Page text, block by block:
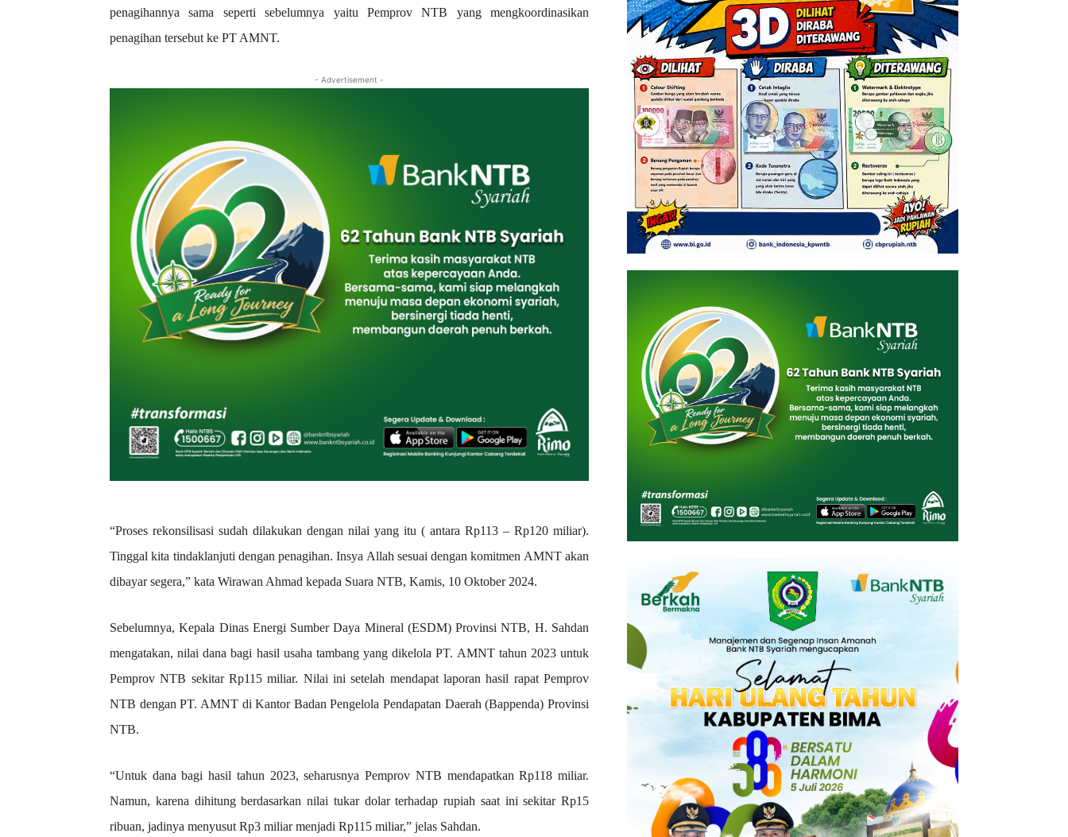
penagihannya sama seperti sebelumnya yaitu Pemprov NTB yang mengkoordinasikan
penagihan tersebut ke PT AMNT.
- Advertisement -
“Proses rekonsilisasi sudah dilakukan dengan nilai yang itu ( antara Rp113 – Rp120 miliar).
Tinggal kita tindaklanjuti dengan penagihan. Insya Allah sesuai dengan komitmen AMNT akan
dibayar segera,” kata Wirawan Ahmad kepada Suara NTB, Kamis, 10 Oktober 2024.
Sebelumnya, Kepala Dinas Energi Sumber Daya Mineral (ESDM) Provinsi NTB, H. Sahdan
mengatakan, nilai dana bagi hasil usaha tambang yang dikelola PT. AMNT tahun 2023 untuk
Pemprov NTB sekitar Rp115 miliar. Nilai ini setelah mendapat laporan hasil rapat Pemprov
NTB dengan PT. AMNT di Kantor Badan Pengelola Pendapatan Daerah (Bappenda) Provinsi
NTB.
“Untuk dana bagi hasil tahun 2023, seharusnya Pemprov NTB mendapatkan Rp118 miliar.
Namun, karena dihitung berdasarkan nilai tukar dolar terhadap rupiah saat ini sekitar Rp15
ribuan, jadinya menyusut Rp3 miliar menjadi Rp115 miliar,” jelas Sahdan.